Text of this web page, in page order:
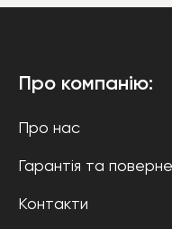
Про компанію:
Про нас
Гарантія та
Контакти